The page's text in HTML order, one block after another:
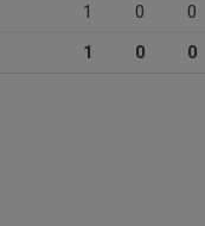
1 0 0
1 0 0